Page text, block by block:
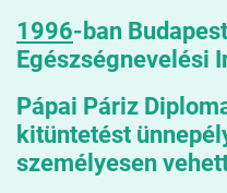
1996-ban
Egészségnevelési
Pápai Páriz
kitüntetést
személyesen